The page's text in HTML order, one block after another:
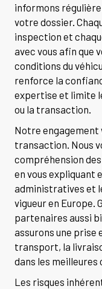
informons
votre dossier.
inspection et
avec vous afin que
conditions du
renforce la
expertise et limite
ou la transaction.
Notre engagement
transaction. Nous
compréhension
en vous expliquant
administratives et
vigueur en Europe.
partenaires aussi
assurons une prise
transport, la
dans les meilleures
Les risques